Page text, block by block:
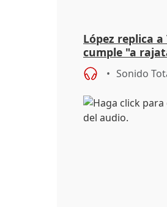
López replica
cumple "a
sobre las bases
Sonido